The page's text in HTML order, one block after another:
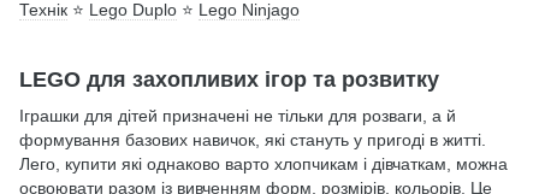
Технік ⭐ Lego Duplo ⭐ Lego Ninjago
LEGO для захопливих ігор та розвитку
Іграшки для дітей призначені не тільки для розваги, а й
формування базових навичок, які стануть у пригоді в житті.
Лего, купити які однаково варто хлопчикам і дівчаткам, можна
освоювати разом із вивченням форм, розмірів, кольорів. Це